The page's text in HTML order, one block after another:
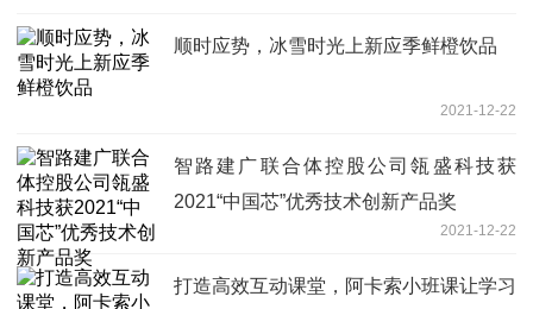
顺时应势，冰雪时光上新应季鲜橙饮品
2021-12-22
智路建广联合体控股公司瓴盛科技获
2021“中国芯”优秀技术创新产品奖
2021-12-22
打造高效互动课堂，阿卡索小班课让学习